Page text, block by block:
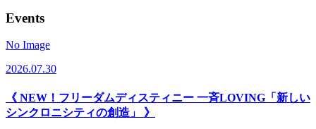
Events
No Image
2026.07.30
《 NEW！フリーダムディスティニー 一斉LOVING「新しい
シンクロニシティの創造」 》